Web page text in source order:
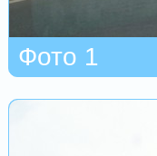
Фото 1